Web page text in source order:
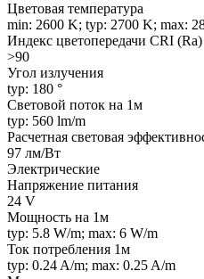
Цветовая температура
min: 2600 K; typ: 2700 K; max:
Индекс цветопередачи CRI (Ra)
>90
Угол излучения
typ: 180 °
Световой поток на 1м
typ: 560 lm/m
Расчетная световая
97 лм/Вт
Электрические
Напряжение питания
24 V
Мощность на 1м
typ: 5.8 W/m; max: 6 W/m
Ток потребления 1м
typ: 0.24 A/m; max: 0.25 A/m